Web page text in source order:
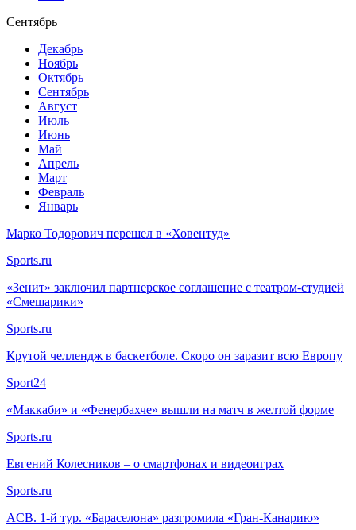
Сентябрь
Декабрь
Ноябрь
Октябрь
Сентябрь
Август
Июль
Июнь
Май
Апрель
Март
Февраль
Январь
Марко Тодорович перешел в «Ховентуд»
Sports.ru
«Зенит» заключил партнерское соглашение с театром-студией
«Смешарики»
Sports.ru
Крутой челлендж в баскетболе. Скоро он заразит всю Европу
Sport24
«Маккаби» и «Фенербахче» вышли на матч в желтой форме
Sports.ru
Евгений Колесников – о смартфонах и видеоиграх
Sports.ru
ACB. 1-й тур. «Бараселона» разгромила «Гран-Канарию»